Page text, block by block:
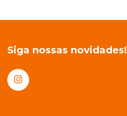
Siga nossas novidades!